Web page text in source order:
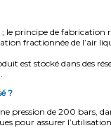
; le principe de
fractionnée de l’air
est stocké dans des
?
pression de 200 bars,
pour assurer